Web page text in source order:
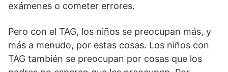
exámenes o cometer errores.
Pero con el TAG, los niños se preocupan más, y
más a menudo, por estas cosas. Los niños con
TAG también se preocupan por cosas que los